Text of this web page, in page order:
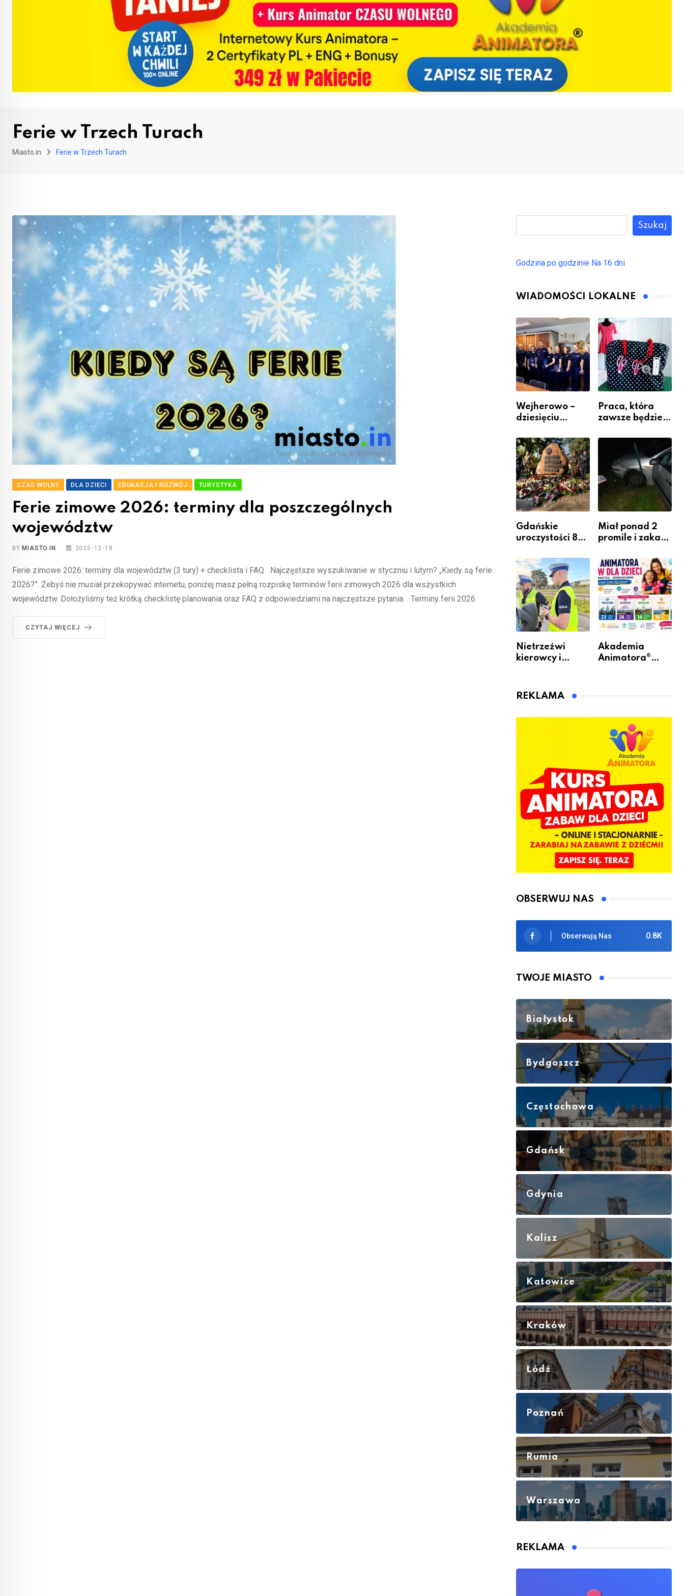
Ferie w Trzech Turach
Miasto.in Ferie w Trzech Turach
CZAS WOLNY DLA DZIECI EDUKACJA I ROZWÓJ TURYSTYKA
Ferie zimowe 2026: terminy dla poszczególnych
województw
BY MIASTO.IN 2025-12-18
Ferie zimowe 2026: terminy dla województw (3 tury) + checklista i FAQ Najczęstsze wyszukiwanie w styczniu i lutym? „Kiedy są ferie
2026?”. Żebyś nie musiał przekopywać internetu, poniżej masz pełną rozpiskę terminów ferii zimowych 2026 dla wszystkich
województw. Dołożyliśmy też krótką checklistę planowania oraz FAQ z odpowiedziami na najczęstsze pytania. Terminy ferii 2026
CZYTAJ WIĘCEJ
Szukaj
Godzina po godzinie Na 16 dni
WIADOMOŚCI LOKALNE
Wejherowo –
dziesięciu
policjantów w
szeregach
Komendy
Powiatowej
Praca, która
zawsze będzie
krawiectwo
zawodem
przyszłości i
gdzie się go
nauczyć?
Gdańskie
uroczystości 82.
wybuchu
Powstania
Warszawskiego
Miał ponad 2
promile i zakaz
to wsiadł za
kierownicę w
Bolszewie i
uderzył w
ogrodzenie
Nietrzeźwi
kierowcy i
Łęczyce
Akademia
Animatora®
jeszcze przed
jesienią
REKLAMA
OBSERWUJ NAS
0.8K
Obserwują Nas
TWOJE MIASTO
Białystok
Bydgoszcz
Częstochowa
Gdańsk
Gdynia
Kalisz
Katowice
Kraków
Łódź
Poznań
Rumia
Warszawa
REKLAMA